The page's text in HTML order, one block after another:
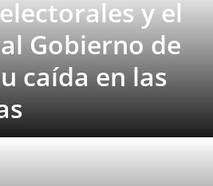
y el
Gobierno de
caída en las